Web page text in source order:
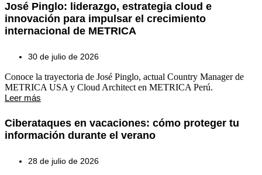
José Pinglo: liderazgo, estrategia cloud e
innovación para impulsar el crecimiento
internacional de METRICA
30 de julio de 2026
Conoce la trayectoria de José Pinglo, actual Country Manager de
METRICA USA y Cloud Architect en METRICA Perú.
Leer más
Ciberataques en vacaciones: cómo proteger tu
información durante el verano
28 de julio de 2026